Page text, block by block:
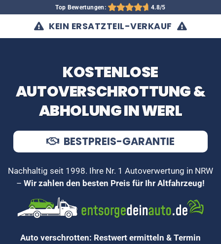
Top Bewertungen: 4.8/5
KEIN ERSATZTEIL-VERKAUF
KOSTENLOSE
AUTOVERSCHROTTUNG &
ABHOLUNG IN WERL
BESTPREIS-GARANTIE
Nachhaltig seit 1998. Ihre Nr. 1 Autoverwertung in NRW
– Wir zahlen den besten Preis für Ihr Altfahrzeug!
Auto verschrotten: Restwert ermitteln & Termin